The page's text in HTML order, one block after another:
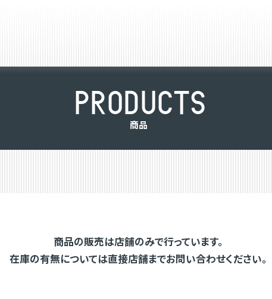
PRODUCTS
商品
商品の販売は店舗のみで行っています。
在庫の有無については直接店舗までお問い合わせください。